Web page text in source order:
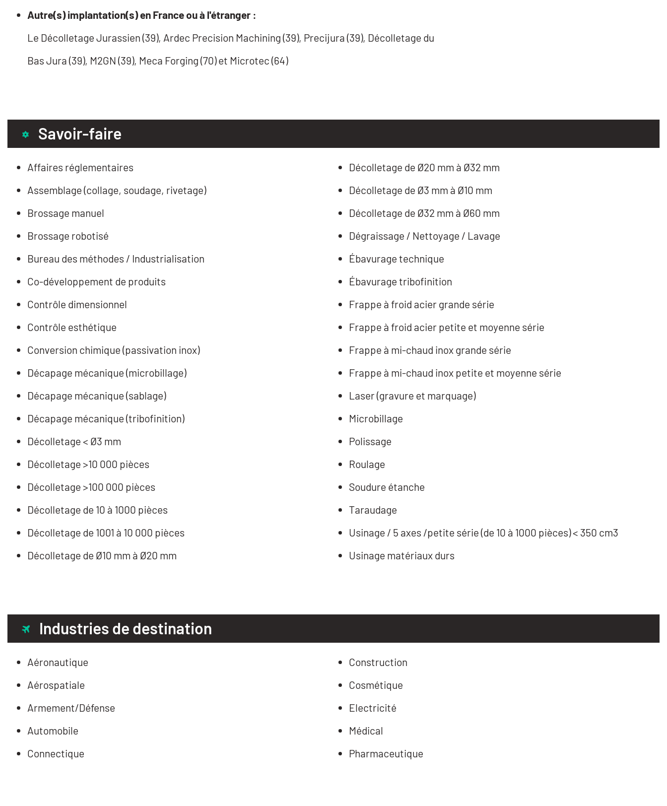
Autre(s) implantation(s) en France ou à l'étranger :
Le Décolletage Jurassien (39), Ardec Precision Machining (39), Precijura (39), Décolletage du
Bas Jura (39), M2GN (39), Meca Forging (70) et Microtec (64)
Savoir-faire
Affaires réglementaires
Assemblage (collage, soudage, rivetage)
Brossage manuel
Brossage robotisé
Bureau des méthodes / Industrialisation
Co-développement de produits
Contrôle dimensionnel
Contrôle esthétique
Conversion chimique (passivation inox)
Décapage mécanique (microbillage)
Décapage mécanique (sablage)
Décapage mécanique (tribofinition)
Décolletage < Ø3 mm
Décolletage >10 000 pièces
Décolletage >100 000 pièces
Décolletage de 10 à 1000 pièces
Décolletage de 1001 à 10 000 pièces
Décolletage de Ø10 mm à Ø20 mm
Décolletage de Ø20 mm à Ø32 mm
Décolletage de Ø3 mm à Ø10 mm
Décolletage de Ø32 mm à Ø60 mm
Dégraissage / Nettoyage / Lavage
Ébavurage technique
Ébavurage tribofinition
Frappe à froid acier grande série
Frappe à froid acier petite et moyenne série
Frappe à mi-chaud inox grande série
Frappe à mi-chaud inox petite et moyenne série
Laser (gravure et marquage)
Microbillage
Polissage
Roulage
Soudure étanche
Taraudage
Usinage / 5 axes /petite série (de 10 à 1000 pièces) < 350 cm3
Usinage matériaux durs
Industries de destination
Aéronautique
Aérospatiale
Armement/Défense
Automobile
Connectique
Construction
Cosmétique
Electricité
Médical
Pharmaceutique